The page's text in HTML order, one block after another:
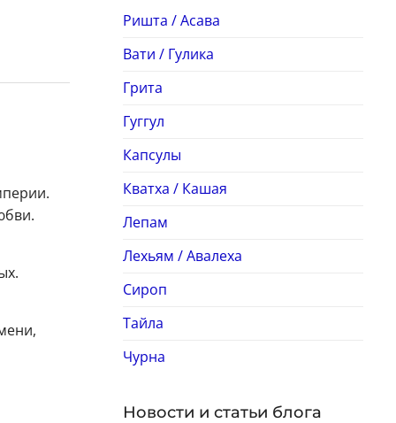
Ришта / Асава
Вати / Гулика
Грита
Гуггул
Капсулы
Кватха / Кашая
Лепам
Лехьям / Авалеха
Сироп
Тайла
Чурна
Новости и статьи блога